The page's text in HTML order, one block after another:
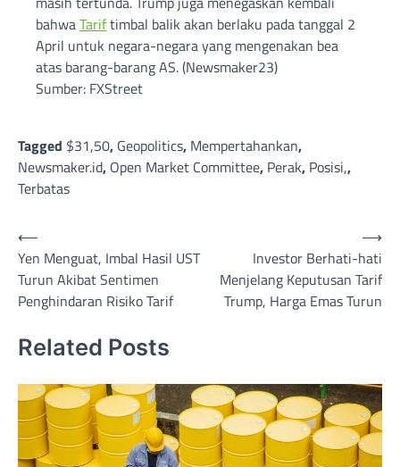
bahwaTariftimbal balik akan berlaku pada tanggal 2
April untuk negara-negara yang mengenakan bea
atas barang-barang AS. (Newsmaker23)
Sumber: FXStreet
Tagged $31,50, Geopolitics, Mempertahankan,
Newsmaker.id, Open Market Committee, Perak, Posisi,,
Terbatas
Post
navigation
⟵
Yen Menguat, Imbal Hasil UST
Turun Akibat Sentimen
Penghindaran Risiko Tarif
Investor Berhati-hati
Menjelang Keputusan Tarif
Trump, Harga Emas Turun
⟶
Related Posts